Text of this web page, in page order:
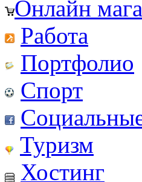
Онлайн
Работа
Портфолио
Спорт
Туризм
Хостинг